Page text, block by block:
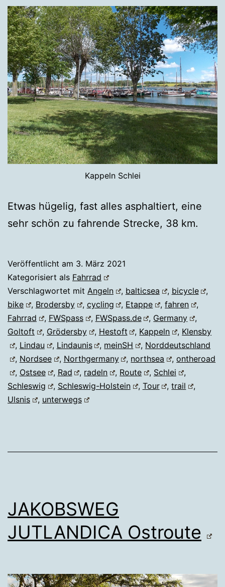
Kappeln Schlei
Etwas hügelig, fast alles asphaltiert, eine
sehr schön zu fahrende Strecke, 38 km.
Veröffentlicht am 3. März 2021
Kategorisiert als Fahrrad
Verschlagwortet mit Angeln , balticsea , bicycle
,
bike
, Brodersby , cycling , Etappe ,fahren
,
Fahrrad
, FWSpass , FWSpass.de , Germany
,
Goltoft
, Grödersby , Hestoft , Kappeln , Klensby
, Lindau , Lindaunis , meinSH , Norddeutschland
, Nordsee , Northgermany , northsea ,ontheroad
, Ostsee , Rad , radeln , Route , Schlei
,
Schleswig
, Schleswig-Holstein , Tour ,trail
,
Ulsnis
, unterwegs
JAKOBSWEG
JUTLANDICA Ostroute